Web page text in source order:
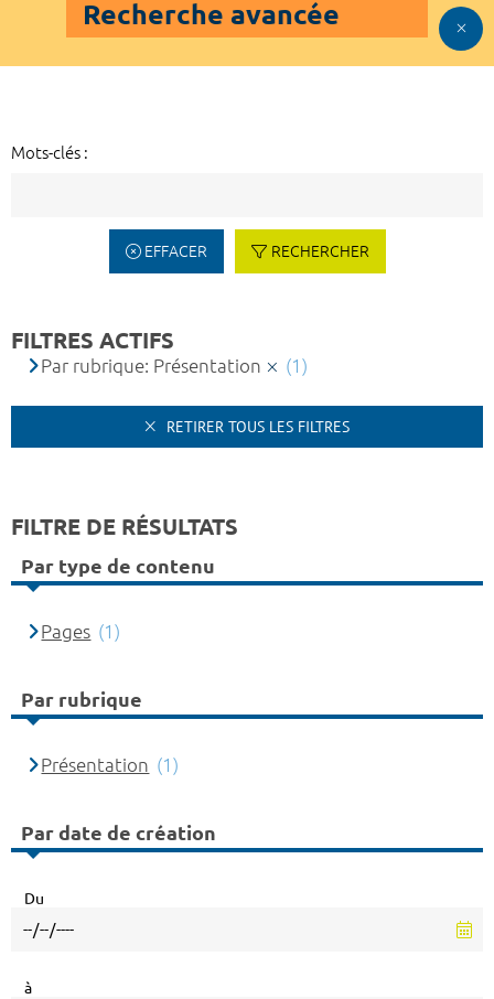
Recherche avancée
Mots-clés :
EFFACER RECHERCHER
FILTRES ACTIFS
Par rubrique: Présentation (1)
RETIRER TOUS LES FILTRES
FILTRE DE RÉSULTATS
Par type de contenu
Pages (1)
Par rubrique
Présentation (1)
Par date de création
Du
à